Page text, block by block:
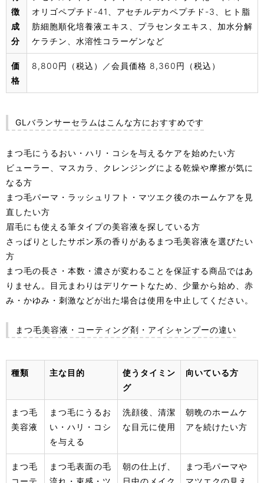
徴
成
分
オリゴペプチド-41、アセチルデカペプチド-3、ヒト脂
肪細胞順化培養液エキス、プラセンタエキス、加水分解
ケラチン、水溶性コラーゲンなど
価
格
8,800円（税込）／会員価格 8,360円（税込）
GLバランサーセラムはこんな方におすすめです
まつ毛にうるおい・ハリ・コシを与えるケアを始めたい方
ビューラー、マスカラ、クレンジングによる乾燥や摩擦が気に
なる方
まつ毛パーマ・ラッシュリフト・マツエク後のホームケアを見
直したい方
眉毛にも使える筆タイプの美容液を探している方
さっぱりとしたサボン系の香りがあるまつ毛美容液を選びたい
方
まつ毛の長さ・本数・濃さが変わることを保証する商品ではあ
りません。目元まわりはデリケートなため、少量から始め、赤
み・かゆみ・刺激などが出た場合は使用を中止してください。
まつ毛美容液・コーティング剤・アイシャンプーの違い
種類 主な目的
使うタイミン
グ
向いている方
まつ毛
美容液
まつ毛にうるお
い・ハリ・コシ
を与える
洗顔後、清潔
な目元に使用
朝晩のホームケ
アを続けたい方
まつ毛
まつ毛表面の毛
朝の仕上げ、
まつ毛パーマや